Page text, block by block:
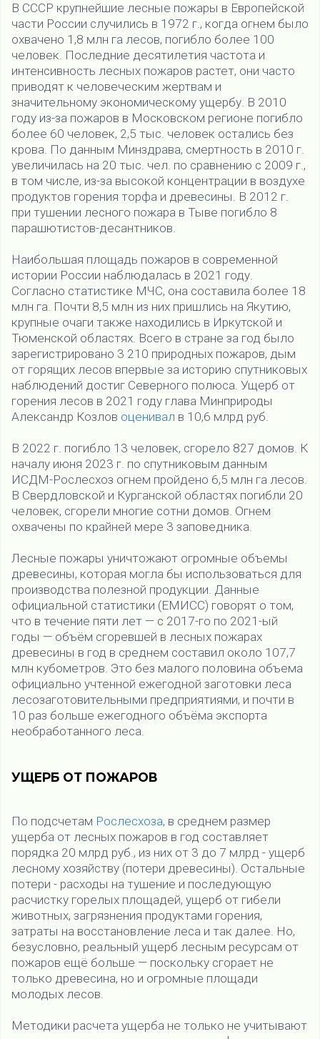
В СССР крупнейшие лесные пожары в Европейской
части России случились в 1972 г., когда огнем было
охвачено 1,8 млн га лесов, погибло более 100
человек. Последние десятилетия частота и
интенсивность лесных пожаров растет, они часто
приводят к человеческим жертвам и
значительному экономическому ущербу. В 2010
году из-за пожаров в Московском регионе погибло
более 60 человек, 2,5 тыс. человек остались без
крова. По данным Минздрава, смертность в 2010 г.
увеличилась на 20 тыс. чел. по сравнению с 2009 г.,
в том числе, из-за высокой концентрации в воздухе
продуктов горения торфа и древесины. В 2012 г.
при тушении лесного пожара в Тыве погибло 8
парашютистов-десантников.
Наибольшая площадь пожаров в современной
истории России наблюдалась в 2021 году.
Согласно статистике МЧС, она составила более 18
млн га. Почти 8,5 млн из них пришлись на Якутию,
крупные очаги также находились в Иркутской и
Тюменской областях. Всего в стране за год было
зарегистрировано 3 210 природных пожаров, дым
от горящих лесов впервые за историю спутниковых
наблюдений достиг Северного полюса. Ущерб от
горения лесов в 2021 году глава Минприроды
Александр Козлов оценивал в 10,6 млрд руб.
В 2022 г. погибло 13 человек, сгорело 827 домов. К
началу июня 2023 г. по спутниковым данным
ИСДМ-Рослесхоз огнем пройдено 6,5 млн га лесов.
В Свердловской и Курганской областях погибли 20
человек, сгорели многие сотни домов. Огнем
охвачены по крайней мере 3 заповедника.
Лесные пожары уничтожают огромные объемы
древесины, которая могла бы использоваться для
производства полезной продукции. Данные
официальной статистики (ЕМИСС) говорят о том,
что в течение пяти лет — с 2017-го по 2021-ый
годы — объём сгоревшей в лесных пожарах
древесины в год в среднем составил около 107,7
млн кубометров. Это без малого половина объема
официально учтенной ежегодной заготовки леса
лесозаготовительными предприятиями, и почти в
10 раз больше ежегодного объёма экспорта
необработанного леса.
УЩЕРБ ОТ ПОЖАРОВ
По подсчетам Рослесхоза, в среднем размер
ущерба от лесных пожаров в год составляет
порядка 20 млрд руб., из них от 3 до 7 млрд - ущерб
лесному хозяйству (потери древесины). Остальные
потери - расходы на тушение и последующую
расчистку горелых площадей, ущерб от гибели
животных, загрязнения продуктами горения,
затраты на восстановление леса и так далее. Но,
безусловно, реальный ущерб лесным ресурсам от
пожаров ещё больше — поскольку сгорает не
только древесина, но и огромные площади
молодых лесов.
Методики расчета ущерба не только не учитывают